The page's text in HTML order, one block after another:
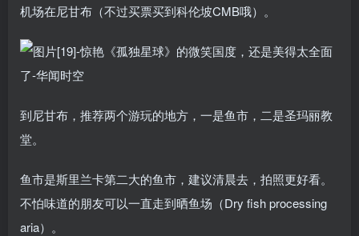
机场在尼甘布（不过买票买到科伦坡CMB哦）。
到尼甘布，推荐两个游玩的地方，一是鱼市，二是圣玛丽教
堂。
鱼市是斯里兰卡第二大的鱼市，建议清晨去，拍照更好看。
不怕味道的朋友可以一直走到晒鱼场（Dry fish processing
aria）。